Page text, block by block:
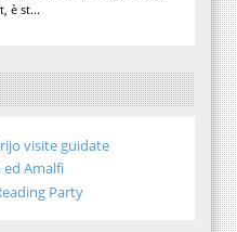
è st...
visite guidate
ed Amalfi
Party